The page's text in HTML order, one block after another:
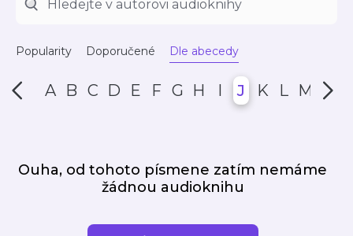
Popularity Doporučené Dle abecedy
A B C D E F G H I J K L M N
Ouha, od tohoto písmene zatím nemáme
žádnou audioknihu